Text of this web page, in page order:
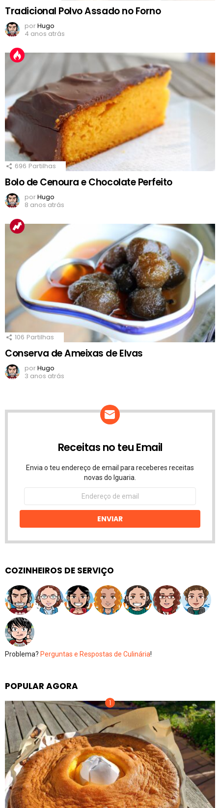
Tradicional Polvo Assado no Forno
porHugo
4 anos atrás
696 Partilhas
Bolo de Cenoura e Chocolate Perfeito
porHugo
8 anos atrás
106 Partilhas
Conserva de Ameixas de Elvas
porHugo
3 anos atrás
Receitas no teu Email
Envia o teu endereço de email para receberes receitas
novas do Iguaria.
Endereço
email
ENVIAR
COZINHEIROS DE SERVIÇO
Problema? Perguntas e Respostas de Culinária!
POPULAR AGORA